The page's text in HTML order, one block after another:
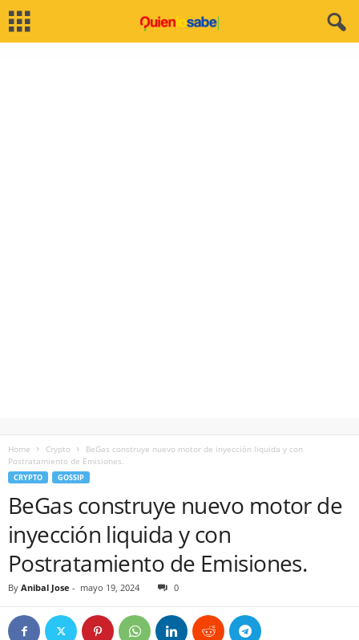
Home Crypto
BeGas construye nuevo motor de inyección liquida y con
Postratamiento de Emisiones.
CRYPTO GOSSIP
BeGas construye nuevo motor de
inyección liquida y con
Postratamiento de Emisiones.
By Anibal Jose - mayo 19, 2024 0